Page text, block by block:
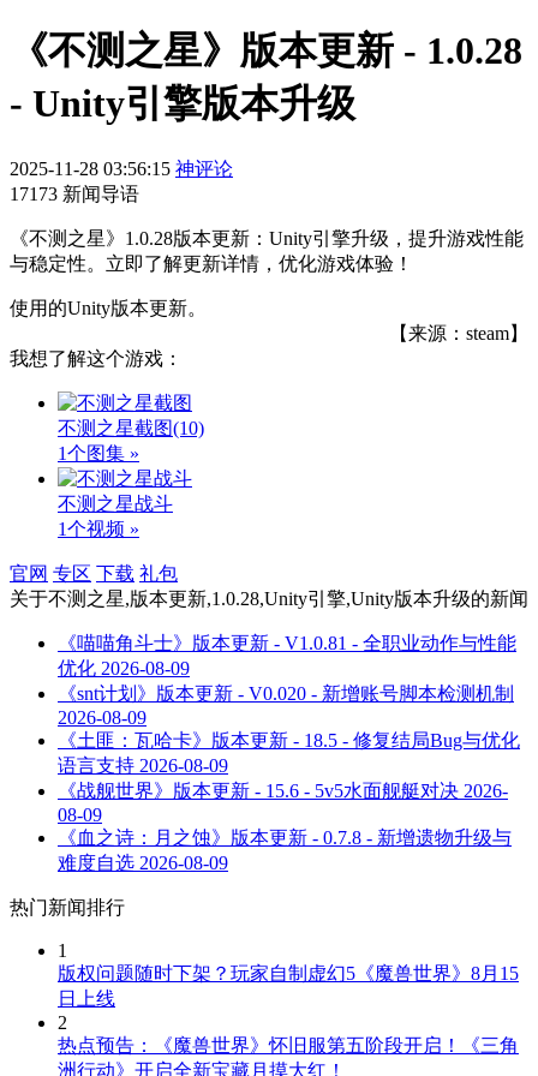
《不测之星》版本更新 - 1.0.28
- Unity引擎版本升级
2025-11-28 03:56:15 神评论
17173 新闻导语
《不测之星》1.0.28版本更新：Unity引擎升级，提升游戏性能
与稳定性。立即了解更新详情，优化游戏体验！
使用的Unity版本更新。
【来源：steam】
我想了解这个游戏：
不测之星截图(10)
1个图集 »
不测之星战斗
1个视频 »
官网 专区 下载 礼包
关于不测之星,版本更新,1.0.28,Unity引擎,Unity版本升级的新闻
《喵喵角斗士》版本更新 - V1.0.81 - 全职业动作与性能
优化 2026-08-09
《snt计划》版本更新 - V0.020 - 新增账号脚本检测机制
2026-08-09
《土匪：瓦哈卡》版本更新 - 18.5 - 修复结局Bug与优化
语言支持 2026-08-09
《战舰世界》版本更新 - 15.6 - 5v5水面舰艇对决 2026-
08-09
《血之诗：月之蚀》版本更新 - 0.7.8 - 新增遗物升级与
难度自选 2026-08-09
热门新闻排行
1
版权问题随时下架？玩家自制虚幻5《魔兽世界》8月15
日上线
2
热点预告：《魔兽世界》怀旧服第五阶段开启！《三角
洲行动》开启全新宝藏月摸大红！